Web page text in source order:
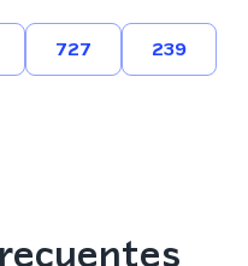
727 239